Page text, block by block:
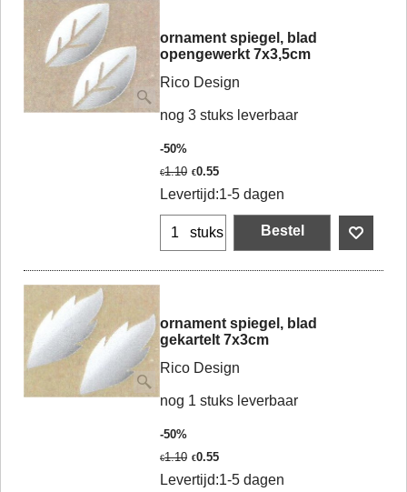
ornament spiegel, blad
opengewerkt 7x3,5cm
Rico Design
nog 3 stuks leverbaar
-50%
€1.10 €0.55
Levertijd:1-5 dagen
stuks Bestel
ornament spiegel, blad
gekartelt 7x3cm
Rico Design
nog 1 stuks leverbaar
-50%
€1.10 €0.55
Levertijd:1-5 dagen